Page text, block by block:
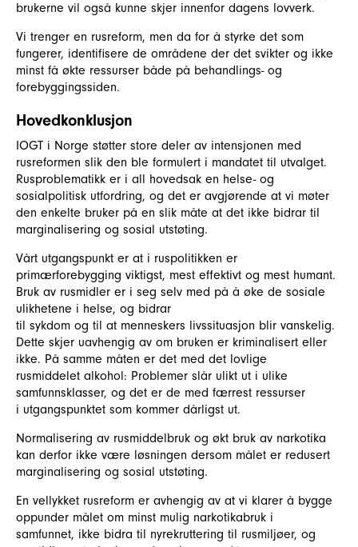
brukerne vil også kunne skjer innenfor dagens lovverk.
Vi trenger en rusreform, men da for å styrke det som
fungerer, identifisere de områdene der det svikter og ikke
minst få økte ressurser både på behandlings- og
forebyggingssiden.
Hovedkonklusjon
IOGT i Norge støtter store deler av intensjonen med
rusreformen slik den ble formulert i mandatet til utvalget.
Rusproblematikk er i all hovedsak en helse- og
sosialpolitisk utfordring, og det er avgjørende at vi møter
den enkelte bruker på en slik måte at det ikke bidrar til
marginalisering og sosial utstøting.
Vårt utgangspunkt er at i ruspolitikken er
primærforebygging viktigst, mest effektivt og mest humant.
Bruk av rusmidler er i seg selv med på å øke de sosiale
ulikhetene i helse, og bidrar
til sykdom og til at menneskers livssituasjon blir vanskelig.
Dette skjer uavhengig av om bruken er kriminalisert eller
ikke. På samme måten er det med det lovlige
rusmiddelet alkohol: Problemer slår ulikt ut i ulike
samfunnsklasser, og det er de med færrest ressurser
i utgangspunktet som kommer dårligst ut.
Normalisering av rusmiddelbruk og økt bruk av narkotika
kan derfor ikke være løsningen dersom målet er redusert
marginalisering og sosial utstøting.
En vellykket rusreform er avhengig av at vi klarer å bygge
oppunder målet om minst mulig narkotikabruk i
samfunnet, ikke bidra til nyrekruttering til rusmiljøer, og